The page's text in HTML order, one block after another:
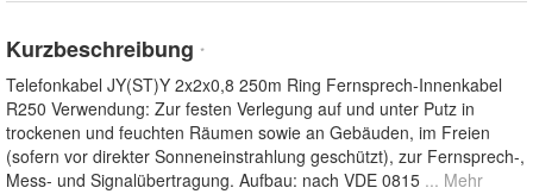
Kurzbeschreibung *
Telefonkabel JY(ST)Y 2x2x0,8 250m Ring Fernsprech-Innenkabel
R250 Verwendung: Zur festen Verlegung auf und unter Putz in
trockenen und feuchten Räumen sowie an Gebäuden, im Freien
(sofern vor direkter Sonneneinstrahlung geschützt), zur Fernsprech-,
Mess- und Signalübertragung. Aufbau: nach VDE 0815 ... Mehr